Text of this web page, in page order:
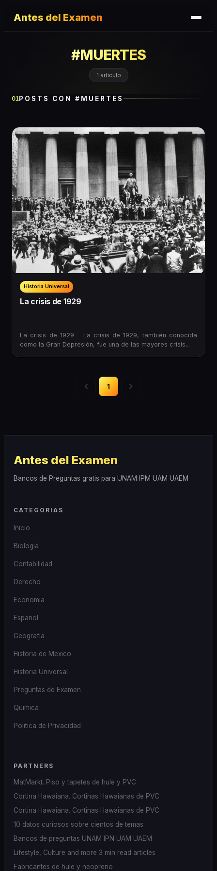
Antes del Examen
#MUERTES
1 articulo
01POSTS CON # MUERTES
Historia Universal
La crisis de 1929
La crisis de 1929 La crisis de 1929, también conocida
como la Gran Depresión, fue una de las mayores crisis...
1
Antes del Examen
Bancos de Preguntas gratis para UNAM IPM UAM UAEM
CATEGORIAS
Inicio
Biologia
Contabilidad
Derecho
Economia
Espanol
Geografia
Historia de Mexico
Historia Universal
Preguntas de Examen
Quimica
Politica de Privacidad
PARTNERS
MatMarkt. Piso y tapetes de hule y PVC
Cortina Hawaiana. Cortinas Hawaianas de PVC
Cortina Hawaiana. Cortinas Hawaianas de PVC
10 datos curiosos sobre cientos de temas
Bancos de preguntas UNAM IPN UAM UAEM
Lifestyle, Culture and more 3 min read articles
Fabricantes de hule y neopreno